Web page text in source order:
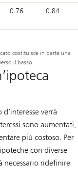
0.76 0.84
costituisce in parte una
il basso.
verrà
sono aumentati,
più costoso. Per
con diverse
necessario ridefinire